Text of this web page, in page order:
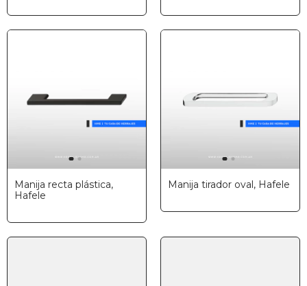
Manija recta plástica,
Hafele
Manija tirador oval, Hafele